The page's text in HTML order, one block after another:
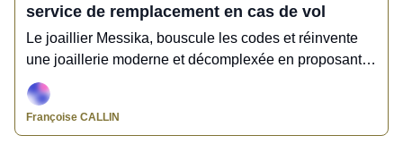
service de remplacement en cas de vol
Le joaillier Messika, bouscule les codes et réinvente
une joaillerie moderne et décomplexée en proposant
une assurance contre le vol. Un service expérience
client digital qui démarre en France dès le 15
septembre avant d’être déployé à l’international.
Françoise CALLIN